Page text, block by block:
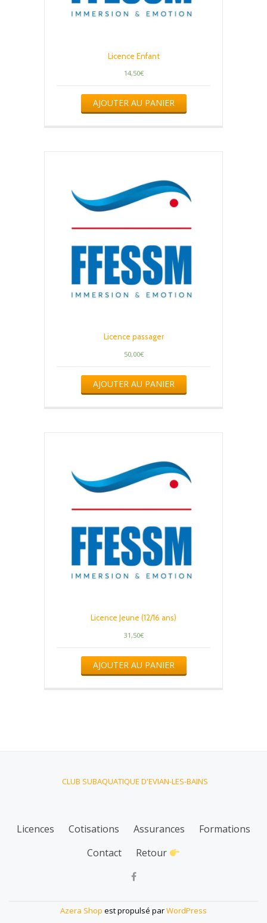
Licence Enfant
14,50€
AJOUTER AU PANIER
Licence passager
50,00€
AJOUTER AU PANIER
Licence Jeune (12/16 ans)
31,50€
AJOUTER AU PANIER
CLUB SUBAQUATIQUE D'EVIAN-LES-BAINS
Menu
secondaire
Licences Cotisations Assurances
Formations
Contact
Retour
fa-
Azera Shop est propulsé parWordPress